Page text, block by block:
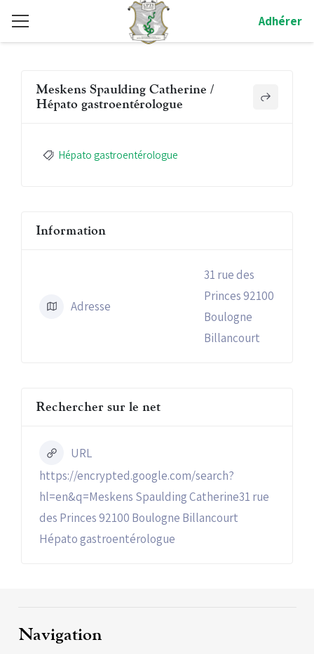
Adhérer
Meskens Spaulding Catherine /
Hépato gastroentérologue
Hépato gastroentérologue
Information
Adresse
31 rue des
Princes 92100
Boulogne
Billancourt
Rechercher sur le net
URL
https://encrypted.google.com/search?
hl=en&q=Meskens Spaulding Catherine31 rue
des Princes 92100 Boulogne Billancourt
Hépato gastroentérologue
Navigation